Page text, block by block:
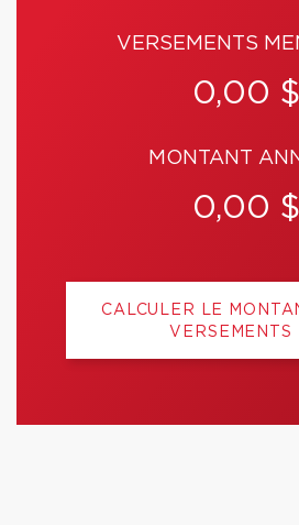
VERSEMENTS
0,00 $
MONTANT
0,00 $
CALCULER LE
VERSEMENTS